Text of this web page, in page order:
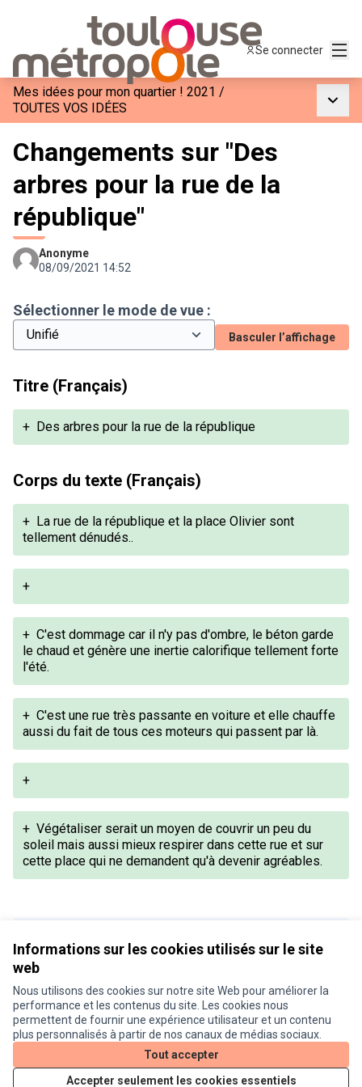
Informations sur les cookies utilisés sur le site
web
Nous utilisons des cookies sur notre site Web pour améliorer la
performance et les contenus du site. Les cookies nous
permettent de fournir une expérience utilisateur et un contenu
plus personnalisés à partir de nos canaux de médias sociaux.
Tout accepter
Accepter seulement les cookies essentiels
Se connecter
Mes idées pour mon quartier ! 2021 /
TOUTES VOS IDÉES
Changements sur "Des
arbres pour la rue de la
république"
Anonyme
08/09/2021 14:52
Sélectionner le mode de vue :
Basculer l’affichage
Titre (Français)
+ Des arbres pour la rue de la république
Corps du texte (Français)
+ La rue de la république et la place Olivier sont
tellement dénudés..
+
+ C'est dommage car il n'y pas d'ombre, le béton garde
le chaud et génère une inertie calorifique tellement forte
l'été.
+ C'est une rue très passante en voiture et elle chauffe
aussi du fait de tous ces moteurs qui passent par là.
+
+ Végétaliser serait un moyen de couvrir un peu du
soleil mais aussi mieux respirer dans cette rue et sur
cette place qui ne demandent qu'à devenir agréables.
Conditions d'utilisation
Paramètres des cookies
Je participe ! sur X
(Lien externe)
Je participe ! sur Facebook
Je participe ! sur Instagram